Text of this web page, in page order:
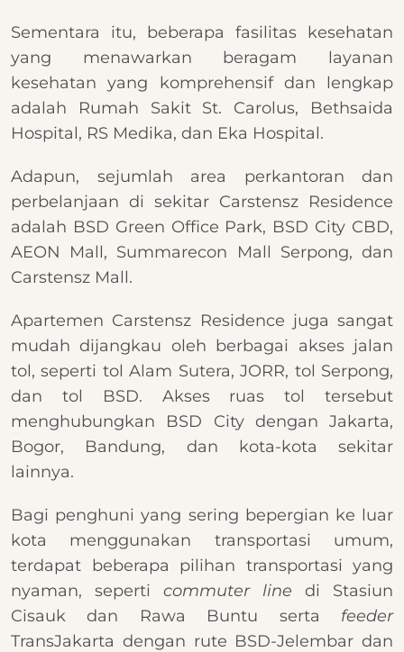
Sementara itu, beberapa fasilitas kesehatan
yang menawarkan beragam layanan
kesehatan yang komprehensif dan lengkap
adalah Rumah Sakit St. Carolus, Bethsaida
Hospital, RS Medika, dan Eka Hospital.
Adapun, sejumlah area perkantoran dan
perbelanjaan di sekitar Carstensz Residence
adalah BSD Green Office Park, BSD City CBD,
AEON Mall, Summarecon Mall Serpong, dan
Carstensz Mall.
Apartemen Carstensz Residence juga sangat
mudah dijangkau oleh berbagai akses jalan
tol, seperti tol Alam Sutera, JORR, tol Serpong,
dan tol BSD. Akses ruas tol tersebut
menghubungkan BSD City dengan Jakarta,
Bogor, Bandung, dan kota-kota sekitar
lainnya.
Bagi penghuni yang sering bepergian ke luar
kota menggunakan transportasi umum,
terdapat beberapa pilihan transportasi yang
nyaman, seperti commuter line di Stasiun
Cisauk dan Rawa Buntu serta feeder
TransJakarta dengan rute BSD-Jelembar dan